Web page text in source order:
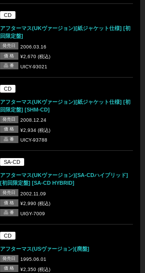
CD
アフターマス(UKヴァージョン)[紙ジャケット仕様] [初
回限定盤]
発売日 2006.03.16
価 格 ¥2,670 (税込)
品 番 UICY-93021
CD
アフターマス(UKヴァージョン)[紙ジャケット仕様] [初
回限定盤] [SHM-CD]
発売日 2008.12.24
価 格 ¥2,934 (税込)
品 番 UICY-93788
SA-CD
アフターマス(UKヴァージョン)[SA-CDハイブリッド]
[初回限定盤] [SA-CD HYBRID]
発売日 2002.11.09
価 格 ¥2,990 (税込)
品 番 UIGY-7009
CD
アフターマス(USヴァージョン)[廃盤]
発売日 1995.06.01
価 格 ¥2,350 (税込)